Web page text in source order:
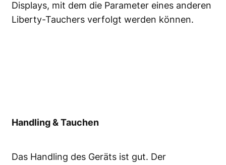
Displays, mit dem die Parameter eines anderen
Liberty-Tauchers verfolgt werden können.
Handling & Tauchen
Das Handling des Geräts ist gut. Der